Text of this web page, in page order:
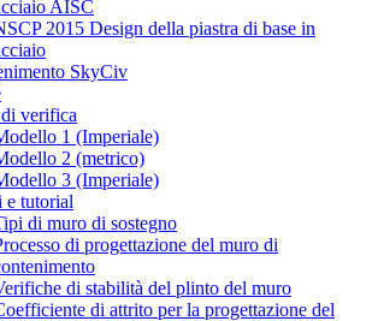
AISC
2015 Design della piastra di base in
SkyCiv
verifica
1 (Imperiale)
2 (metrico)
3 (Imperiale)
tutorial
di muro di sostegno
di progettazione del muro di
di stabilità del plinto del muro
di attrito per la progettazione del